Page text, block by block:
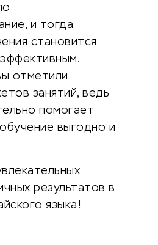
и тогда
становится
отметили
занятий, ведь
помогает
выгодно и
результатов в
языка!